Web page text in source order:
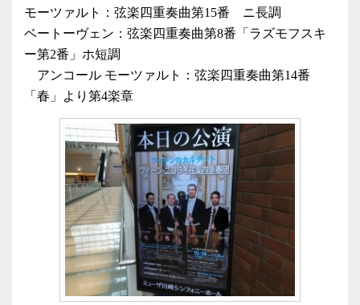
モーツァルト：弦楽四重奏曲第15番 ニ長調
ベートーヴェン：弦楽四重奏曲第8番「ラズモフスキ
ー第2番」ホ短調
アンコール モーツァルト：弦楽四重奏曲第14番
「春」より第4楽章